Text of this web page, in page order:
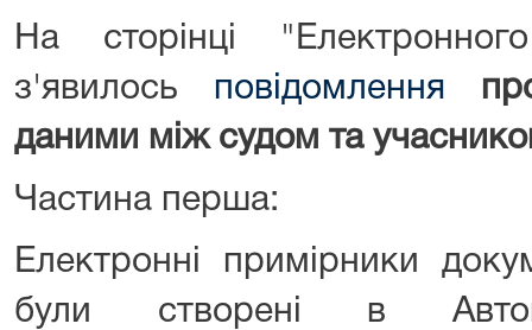
На сторінці
з'явилось повідомлення
даними між судом та
Частина перша:
Електронні примірники
були створені в